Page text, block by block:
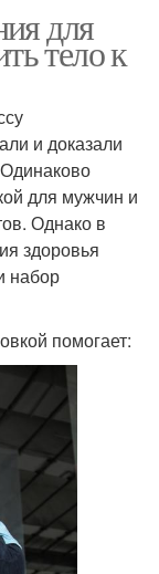
для
тело к
и доказали
для мужчин и
Однако в
здоровья
набор
помогает: